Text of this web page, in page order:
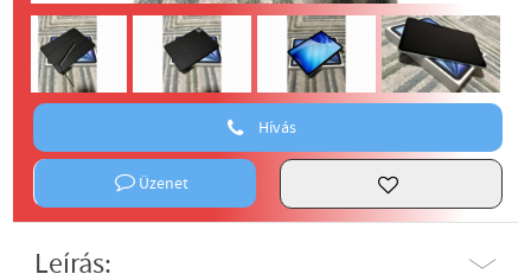
Previous
Hívás
Üzenet
Leírás: